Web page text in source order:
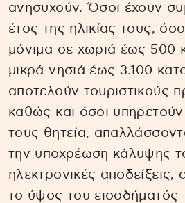
ανησυχούν. Όσοι έχουν
έτος της ηλικίας τους,
μόνιμα σε χωριά έως 500
μικρά νησιά έως 3.100
αποτελούν τουριστικούς
καθώς και όσοι υπηρετούν
τους θητεία,
την υποχρέωση κάλυψης
ηλεκτρονικές αποδείξεις,
το ύψος του εισοδήματός